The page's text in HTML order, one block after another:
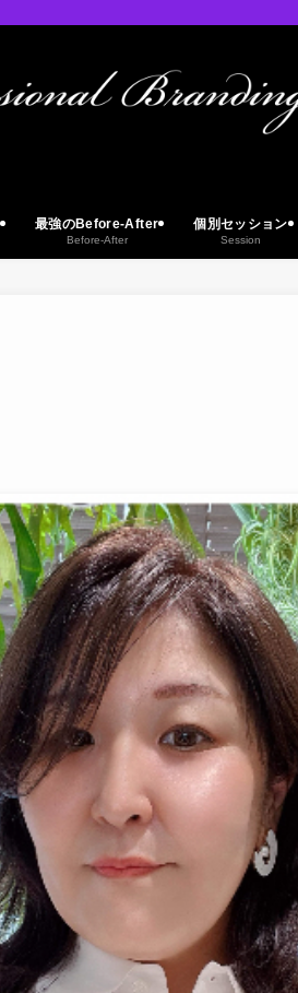
最強のBefore-After
Before-After
個別セッション
Session